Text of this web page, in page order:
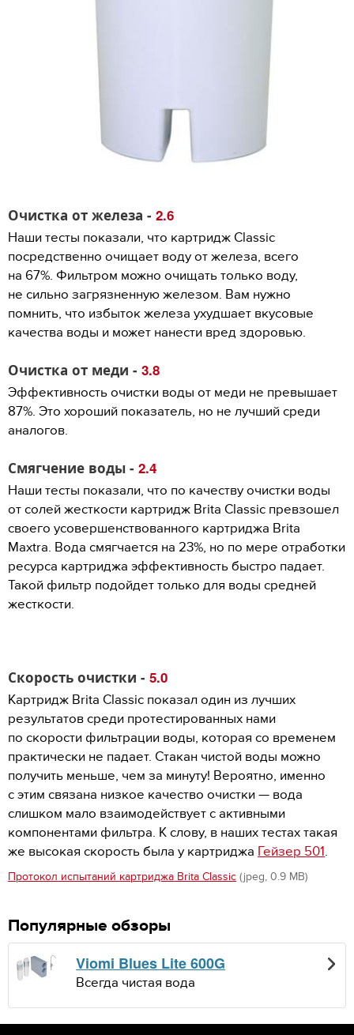
Очистка от железа - 2.6
Наши тесты показали, что картридж Classic
посредственно очищает воду от железа, всего
на 67%. Фильтром можно очищать только воду,
не сильно загрязненную железом. Вам нужно
помнить, что избыток железа ухудшает вкусовые
качества воды и может нанести вред здоровью.
Очистка от меди - 3.8
Эффективность очистки воды от меди не превышает
87%. Это хороший показатель, но не лучший среди
аналогов.
Смягчение воды - 2.4
Наши тесты показали, что по качеству очистки воды
от солей жесткости картридж Brita Classic превзошел
своего усовершенствованного картриджа Brita
Maxtra. Вода смягчается на 23%, но по мере отработки
ресурса картриджа эффективность быстро падает.
Такой фильтр подойдет только для воды средней
жесткости.
Скорость очистки - 5.0
Картридж Brita Classic показал один из лучших
результатов среди протестированных нами
по скорости фильтрации воды, которая со временем
практически не падает. Стакан чистой воды можно
получить меньше, чем за минуту! Вероятно, именно
с этим связана низкое качество очистки — вода
слишком мало взаимодействует с активными
компонентами фильтра. К слову, в наших тестах такая
же высокая скорость была у картриджа Гейзер 501.
Протокол испытаний картриджа Brita Classic (jpeg, 0.9 MB)
Популярные обзоры
Viomi Blues Lite 600G
Всегда чистая вода